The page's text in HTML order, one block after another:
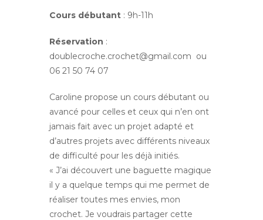
Cours débutant : 9h-11h
Réservation :
doublecroche.crochet@gmail.com ou
06 21 50 74 07
Caroline propose un cours débutant ou
avancé pour celles et ceux qui n’en ont
jamais fait avec un projet adapté et
d’autres projets avec différents niveaux
de difficulté pour les déjà initiés.
« J’ai découvert une baguette magique
il y a quelque temps qui me permet de
réaliser toutes mes envies, mon
crochet. Je voudrais partager cette